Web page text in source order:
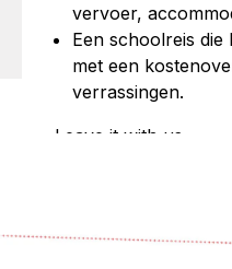
vervoer,
Een schoolreis
met een
verrassingen.
Leave it with us..